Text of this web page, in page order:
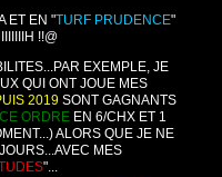
ET EN "TURF PRUDENCE"
!!@
EXEMPLE, JE
QUI ONT JOUE MES
2019SONT GAGNANTS
ORDREEN 6/CHX ET 1
ALORS QUE JE NE
MES
"...